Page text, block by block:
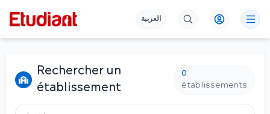
العربية
Rechercher un
établissement
0
établissements